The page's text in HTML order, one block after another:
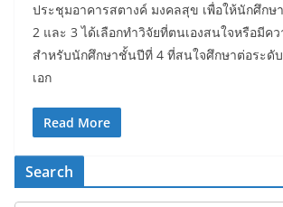
ประชุมอาคารสตางค์ มงคลสุข เพื่อให้นักศึก
2 และ 3 ได้เลือกทำวิจัยที่ตนเองสนใจหรือมีค
สำหรับนักศึกษาชั้นปีที่ 4 ที่สนใจศึกษาต่อระ
เอก
Read More
Search